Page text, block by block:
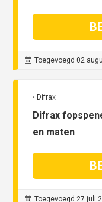
Toegevoegd 02
• Difrax
Difrax
en maten
Toegevoegd 27 juli